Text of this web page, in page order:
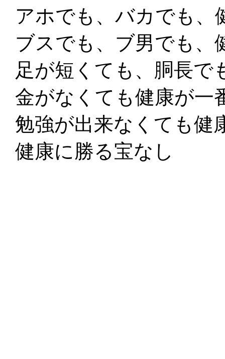
アホでも、バカでも、
ブスでも、ブ男でも、
足が短くても、胴長で
金がなくても健康が一
勉強が出来なくても健
健康に勝る宝なし